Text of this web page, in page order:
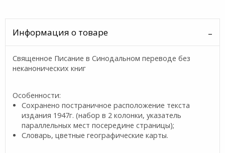
Информация о товаре
Священное Писание в Синодальном переводе без
неканонических книг
Особенности:
Сохранено постраничное расположение текста
издания 1947г. (набор в 2 колонки, указатель
параллельных мест посередине страницы);
Словарь, цветные географические карты.